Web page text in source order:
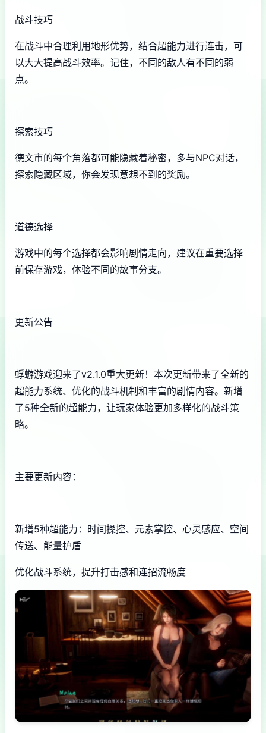
战斗技巧
在战斗中合理利用地形优势，结合超能力进行连击，可
以大大提高战斗效率。记住，不同的敌人有不同的弱
点。
探索技巧
德文市的每个角落都可能隐藏着秘密，多与NPC对话，
探索隐藏区域，你会发现意想不到的奖励。
道德选择
游戏中的每个选择都会影响剧情走向，建议在重要选择
前保存游戏，体验不同的故事分支。
更新公告
蜉蝣游戏迎来了v2.1.0重大更新！本次更新带来了全新的
超能力系统、优化的战斗机制和丰富的剧情内容。新增
了5种全新的超能力，让玩家体验更加多样化的战斗策
略。
主要更新内容：
新增5种超能力：时间操控、元素掌控、心灵感应、空间
传送、能量护盾
优化战斗系统，提升打击感和连招流畅度